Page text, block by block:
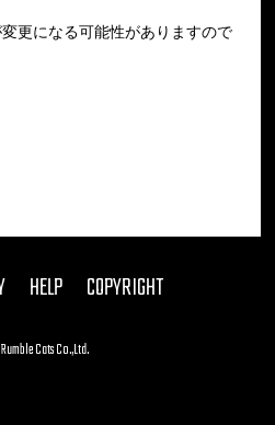
更になる可能性がありますので
HELP COPYRIGHT
Cats Co.,Ltd.